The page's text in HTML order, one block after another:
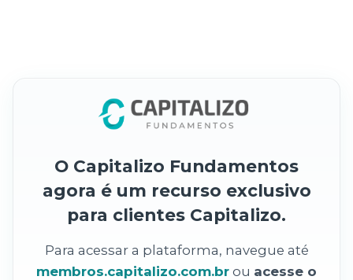
O Capitalizo Fundamentos
agora é um recurso exclusivo
para clientes Capitalizo.
Para acessar a plataforma, navegue até
membros.capitalizo.com.br ou acesse o